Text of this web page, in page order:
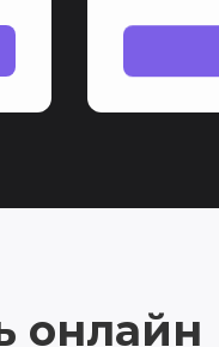
онлайн